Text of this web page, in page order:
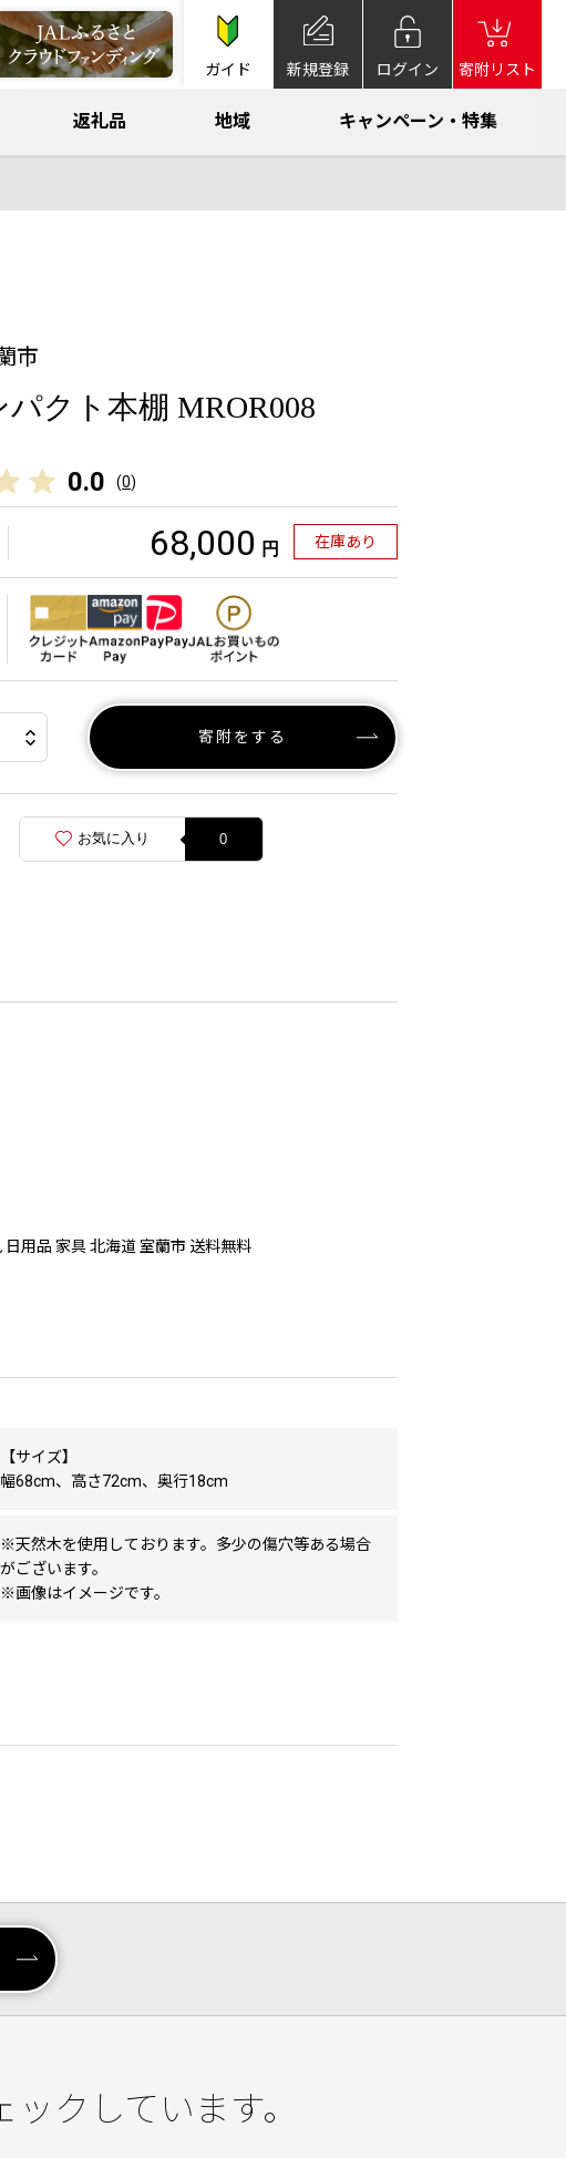
ガイド 新規登録 ログイン 寄附リスト
返礼品 地域 キャンペーン・特集
市
クト本棚 MROR008
0.0 (0)
68,000 円 在庫あり
寄附をする
お気に入り 0
用品 家具 北海道 室蘭市 送料無料
【サイズ】
幅68cm、高さ72cm、奥行18cm
※天然木を使用しております。多少の傷穴等ある場合
がございます。
※画像はイメージです。
クしています。